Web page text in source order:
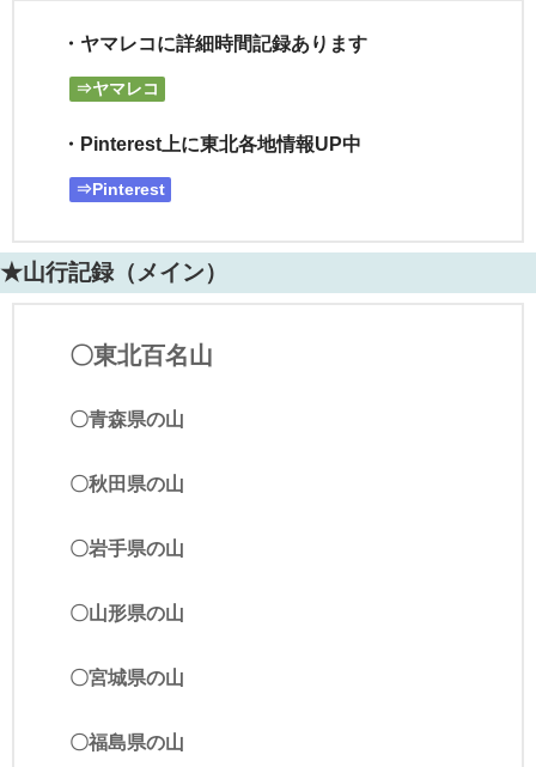
・ヤマレコに詳細時間記録あります
⇒ヤマレコ
・Pinterest上に東北各地情報UP中
⇒Pinterest
★山行記録（メイン）
〇東北百名山
〇青森県の山
〇秋田県の山
〇岩手県の山
〇山形県の山
〇宮城県の山
〇福島県の山